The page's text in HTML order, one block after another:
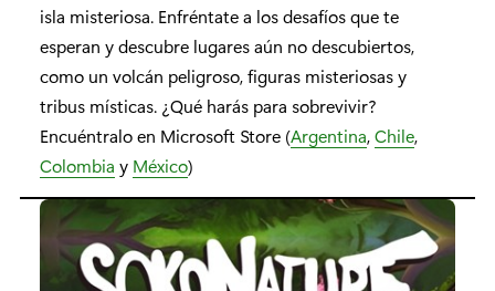
isla misteriosa. Enfréntate a los desafíos que te
esperan y descubre lugares aún no descubiertos,
como un volcán peligroso, figuras misteriosas y
tribus místicas. ¿Qué harás para sobrevivir?
Encuéntralo en Microsoft Store (Argentina,Chile,
Colombia y México)